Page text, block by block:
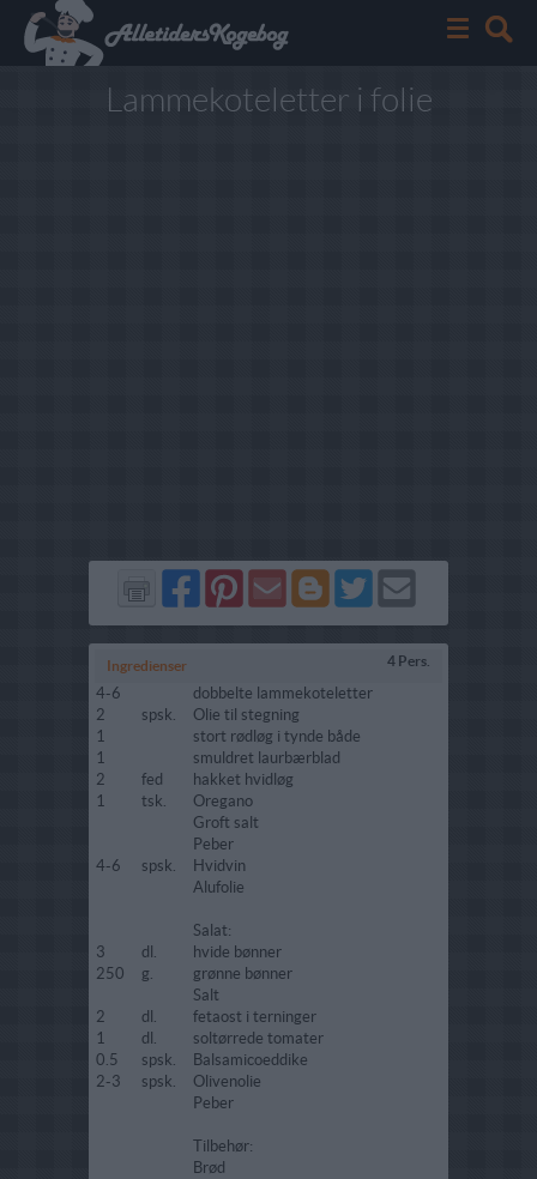
Lammekoteletter i folie
Del
på
Facebook
Del
på
Pinterest
Send
via
GMail
Del
på
Blogger
Del
på
Twitter
Send
Ingredienser 4 Pers.
4-6
dobbelte lammekoteletter
2
spsk.
Olie til stegning
1
stort rødløg i tynde både
1
smuldret laurbærblad
2
fed
hakket hvidløg
1
tsk.
Oregano
Groft salt
Peber
4-6
spsk.
Hvidvin
Alufolie
Salat:
3
dl.
hvide bønner
250
g.
grønne bønner
Salt
2
dl.
fetaost i terninger
1
dl.
soltørrede tomater
0.5
spsk.
Balsamicoeddike
2-3
spsk.
Olivenolie
Peber
Tilbehør:
Brød